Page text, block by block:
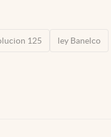
125 ley Banelco